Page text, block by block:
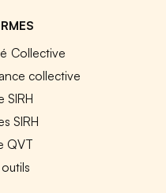
Collective
collective
SIRH
SIRH
QVT